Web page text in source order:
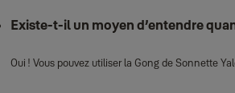
Existe‑t‑il un moyen d’entendre
Oui ! Vous pouvez utiliser la Gong de Sonnette